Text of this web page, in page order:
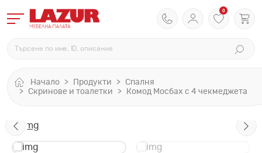
0
Начало Продукти
Спалня
Скринове и тоалетки
Комод Мосбах с 4 чекмеджета